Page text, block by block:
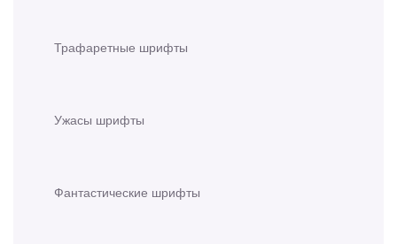
Трафаретные шрифты
Ужасы шрифты
Фантастические шрифты